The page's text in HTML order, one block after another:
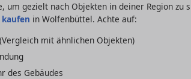
um gezielt nach Objekten in deiner Region zu
kaufen in Wolfenbüttel. Achte auf:
mit ähnlichen Objekten)
des Gebäudes